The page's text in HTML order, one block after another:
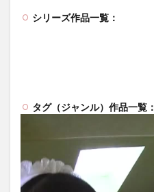
シリーズ作品一覧：
タグ（ジャンル）作品一覧：